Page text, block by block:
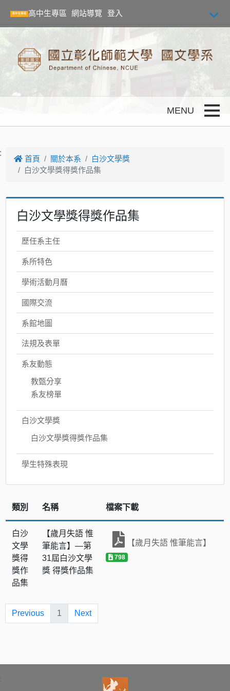
高中生專區
網站導覽 登入
首頁 關於本系
白沙文學獎
白沙文學獎得獎作品集
白沙文學獎得獎作品集
歷任系主任
系所特色
學術活動月曆
國際交流
系館地圖
法規及表單
系友動態
教甄分享
系友榜單
白沙文學獎
白沙文學獎得獎作品集
學生特殊表現
類別 名稱 檔案下載
白沙
文學
獎得
獎作
品集
【歲月失語 惟
筆能言】—第
31屆白沙文學
獎 得獎作品集
【歲月失語 惟筆能言】
798
Previous 1 Next